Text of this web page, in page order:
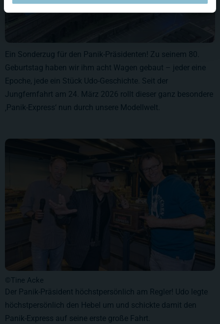
Ein Sonderzug für den Panik-Präsidenten! Zu seinem 80.
Geburtstag haben wir ihm acht Wagen gebaut – jeder eine
Epoche, jede ein Stück Udo-Geschichte. Seit der
Jungfernfahrt am 24. März 2026 rollt dieser ganz besondere
‚Panik-Express‘ nun durch unsere Modellwelt.
©Tine Acke
Der Panik-Präsident höchstpersönlich am Regler! Udo legte
höchstpersönlich den Hebel um und schickte damit den
Panik-Express auf seine erste große Fahrt.